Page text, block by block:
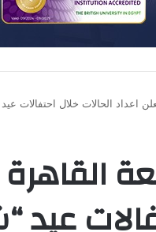
اعداد الحالات خلال احتفالات
القاهرة